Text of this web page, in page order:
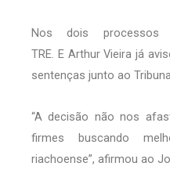
Nos dois
TRE. E Arthur Vieira já
sentenças junto ao
“A decisão não nos
firmes buscando
riachoense”, afirmou ao